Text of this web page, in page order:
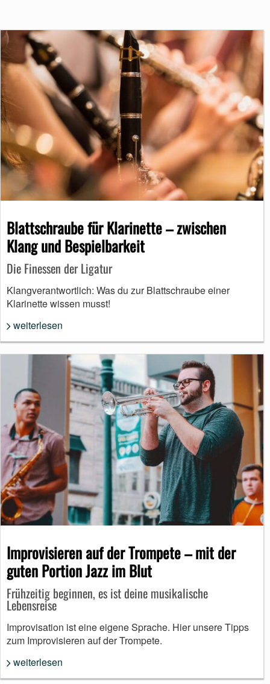
Blattschraube für Klarinette – zwischen
Klang und Bespielbarkeit
Die Finessen der Ligatur
Klangverantwortlich: Was du zur Blattschraube einer
Klarinette wissen musst!
weiterlesen
Improvisieren auf der Trompete – mit der
guten Portion Jazz im Blut
Frühzeitig beginnen, es ist deine musikalische
Lebensreise
Improvisation ist eine eigene Sprache. Hier unsere Tipps
zum Improvisieren auf der Trompete.
weiterlesen